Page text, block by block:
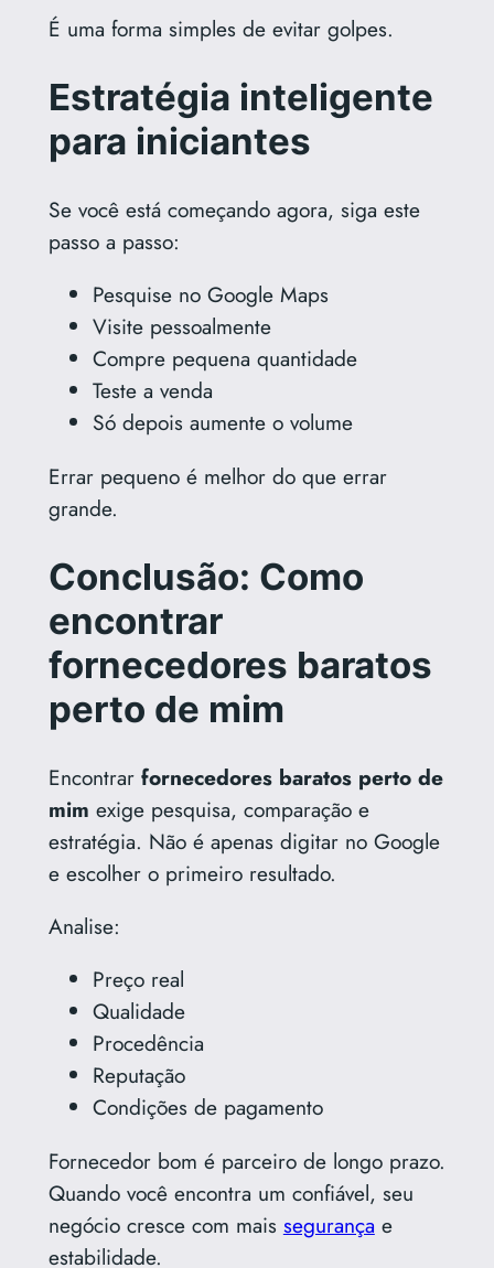
É uma forma simples de evitar golpes.
Estratégia inteligente
para iniciantes
Se você está começando agora, siga este
passo a passo:
Pesquise no Google Maps
Visite pessoalmente
Compre pequena quantidade
Teste a venda
Só depois aumente o volume
Errar pequeno é melhor do que errar
grande.
Conclusão: Como
encontrar
fornecedores baratos
perto de mim
Encontrar fornecedores baratos perto de
mim exige pesquisa, comparação e
estratégia. Não é apenas digitar no Google
e escolher o primeiro resultado.
Analise:
Preço real
Qualidade
Procedência
Reputação
Condições de pagamento
Fornecedor bom é parceiro de longo prazo.
Quando você encontra um confiável, seu
negócio cresce com mais segurança e
estabilidade.